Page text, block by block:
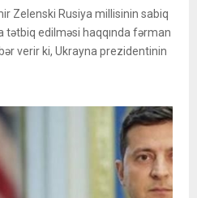
Zelenski Rusiya millisinin sabiq
tətbiq edilməsi haqqında fərman
verir ki, Ukrayna prezidentinin